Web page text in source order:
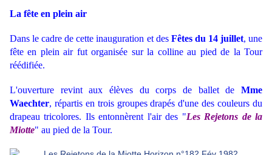
La fête en plein air
Dans le cadre de cette inauguration et des Fêtes du 14 juillet, une
fête en plein air fut organisée sur la colline au pied de la Tour
réédifiée.
L'ouverture revint aux élèves du corps de ballet de Mme
Waechter, répartis en trois groupes drapés d'une des couleurs du
drapeau tricolores. Ils entonnèrent l'air des "Les Rejetons de la
Miotte" au pied de la Tour.